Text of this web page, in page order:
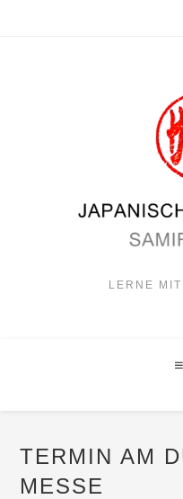
LERNE
TERMIN AM
MESSE